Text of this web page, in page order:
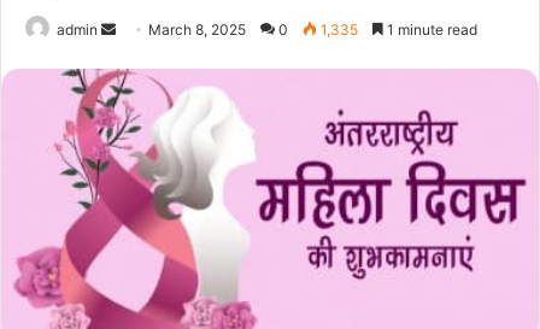
admin
Send
email
March 8, 2025 0 1,335 1 minute read